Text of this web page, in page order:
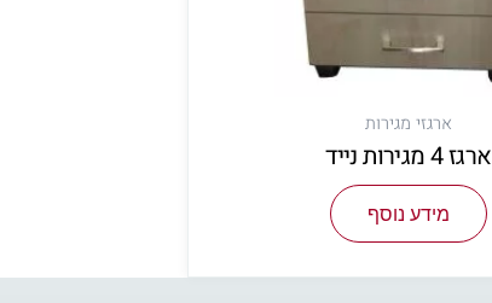
ארגזי מגירות
ארגז 4 מגירות נייד
מידע נוסף